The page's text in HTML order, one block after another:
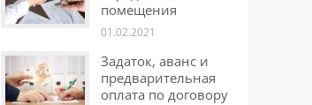
помещения
01.02.2021
Задаток, аванс и
предварительная
оплата по договору